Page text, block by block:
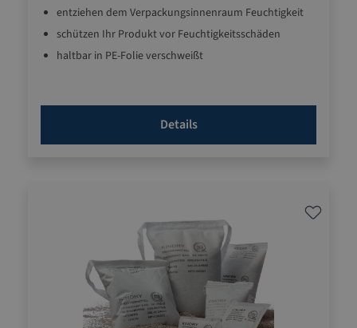
entziehen dem Verpackungsinnenraum Feuchtigkeit
schützen Ihr Produkt vor Feuchtigkeitsschäden
haltbar in PE-Folie verschweißt
Details